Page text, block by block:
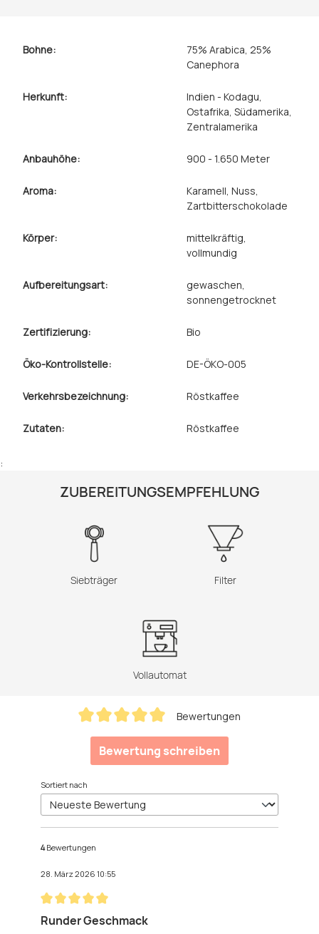
Bohne:
75% Arabica, 25%
Canephora
Herkunft: Indien - Kodagu,
Ostafrika, Südamerika,
Zentralamerika
Anbauhöhe: 900 - 1.650 Meter
Aroma: Karamell, Nuss,
Zartbitterschokolade
Körper: mittelkräftig,
vollmundig
Aufbereitungsart: gewaschen,
sonnengetrocknet
Zertifizierung: Bio
Öko-Kontrollstelle: DE-ÖKO-005
Verkehrsbezeichnung: Röstkaffee
Zutaten: Röstkaffee
:
ZUBEREITUNGSEMPFEHLUNG
Siebträger Filter
Vollautomat
Bewertungen
Bewertung schreiben
Sortiert nach
4Bewertungen
28. März 2026 10:55
Bewertung mit 5 von 5 Sternen
Runder Geschmack